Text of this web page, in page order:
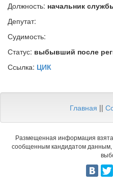
Должность: начальник
Депутат:
Судимость:
Статус: выбывший после
Ссылка: ЦИК
Главная ||
Размещенная информация
сообщенным кандидатом данным,